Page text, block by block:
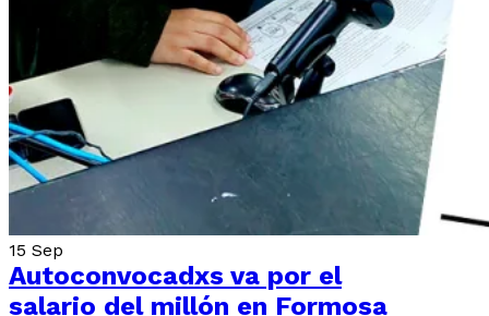
15 Sep
Autoconvocadxs va por el
salario del millón en Formosa